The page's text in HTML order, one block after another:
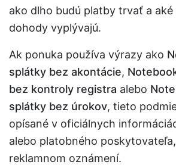
ako dlho budú platby trvať a
dohody vyplývajú.
Ak ponuka používa výrazy ako
splátky bez akontácie,
bez kontroly registra alebo
splátky bez úrokov, tieto
opísané v oficiálnych
alebo platobného
reklamnom oznámení.